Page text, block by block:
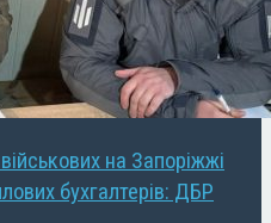
на Запоріжжі
бухгалтерів: ДБР